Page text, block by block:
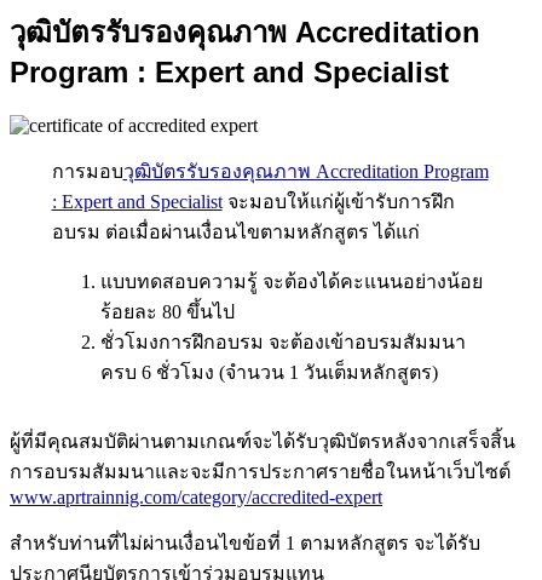
วุฒิบัตรรับรองคุณภาพ Accreditation
Program : Expert and Specialist
การมอบวุฒิบัตรรับรองคุณภาพ Accreditation Program
: Expert and Specialistจะมอบให้แก่ผู้เข้ารับการฝึก
อบรม ต่อเมื่อผ่านเงื่อนไขตามหลักสูตร ได้แก่
แบบทดสอบความรู้ จะต้องได้คะแนนอย่างน้อย
ร้อยละ 80 ขึ้นไป
ชั่วโมงการฝึกอบรม จะต้องเข้าอบรมสัมมนา
ครบ 6 ชั่วโมง (จำนวน 1 วันเต็มหลักสูตร)
ผู้ที่มีคุณสมบัติผ่านตามเกณฑ์จะได้รับวุฒิบัตรหลังจากเสร็จสิ้น
การอบรมสัมมนาและจะมีการประกาศรายชื่อในหน้าเว็บไซต์
www.aprtrainnig.com/category/accredited-expert
สำหรับท่านที่ไม่ผ่านเงื่อนไขข้อที่ 1 ตามหลักสูตร จะได้รับ
ประกาศนียบัตรการเข้าร่วมอบรมแทน